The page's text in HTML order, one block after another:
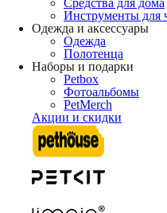
Средства для дома
Инструменты для
Одежда и аксессуары
Одежда
Полотенца
Наборы и подарки
Petbox
Фотоальбомы
PetMerch
Акции и скидки